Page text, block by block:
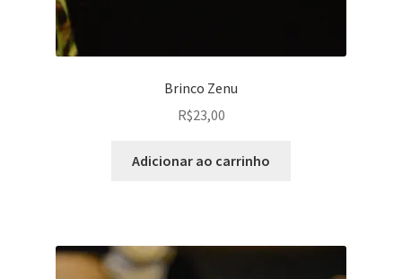
Brinco Zenu
R$23,00
Adicionar ao carrinho